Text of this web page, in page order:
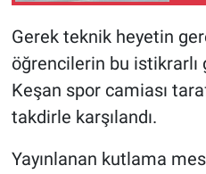
Gerek teknik heyetin
öğrencilerin bu
Keşan spor camiası
takdirle karşılandı.
Yayınlanan kutlama